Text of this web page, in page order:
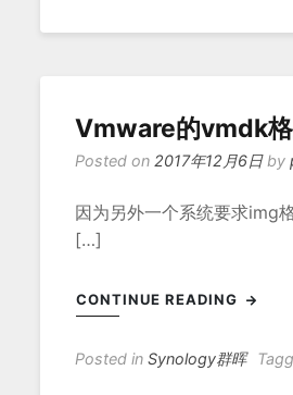
Vmware的vmdk
Posted on 2017年12月6日by
因为另外一个系统要求img
[…]
CONTINUE READING
Posted in Synology群晖